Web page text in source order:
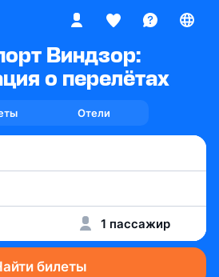
Виндзор:
о перелётах
Отели
1 пассажир
билеты